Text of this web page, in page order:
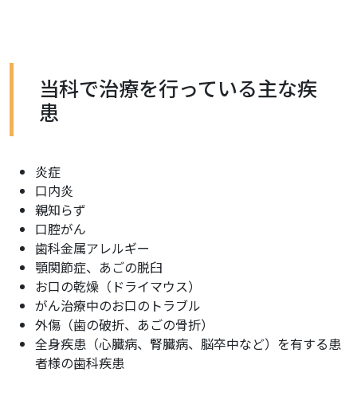
当科で治療を行っている主な疾
患
炎症
口内炎
親知らず
口腔がん
歯科金属アレルギー
顎関節症、あごの脱臼
お口の乾燥（ドライマウス）
がん治療中のお口のトラブル
外傷（歯の破折、あごの骨折）
全身疾患（心臓病、腎臓病、脳卒中など）を有する患
者様の歯科疾患